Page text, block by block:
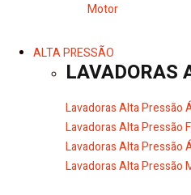
Motor
ALTA PRESSÃO
LAVADORAS
Lavadoras Alta Pressão
Lavadoras Alta Pressão
Lavadoras Alta Pressão
Lavadoras Alta Pressão